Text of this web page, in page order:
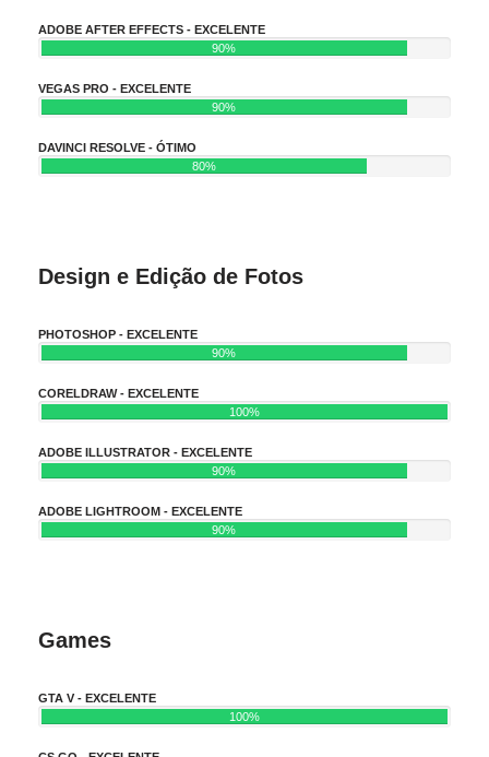
ADOBE AFTER EFFECTS - EXCELENTE
90%
VEGAS PRO - EXCELENTE
90%
DAVINCI RESOLVE - ÓTIMO
80%
Design e Edição de Fotos
PHOTOSHOP - EXCELENTE
90%
CORELDRAW - EXCELENTE
100%
ADOBE ILLUSTRATOR - EXCELENTE
90%
ADOBE LIGHTROOM - EXCELENTE
90%
Games
GTA V - EXCELENTE
100%